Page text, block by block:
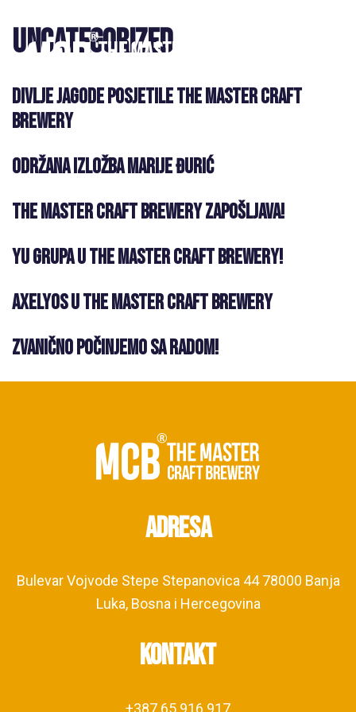
O nama
piva
Pivski
meni
Vijesti
Uncategorized
Divlje jagode posjetile The Master Craft
Brewery
Održana izložba Marije Đurić
The Master Craft Brewery zapošljava!
YU grupa u The Master Craft Brewery!
Axelyos u The Master Craft Brewery
Zvanično počinjemo sa radom!
Adresa
Bulevar Vojvode Stepe Stepanovica 44 78000 Banja
Luka, Bosna i Hercegovina
Kontakt
+387 65 916 917